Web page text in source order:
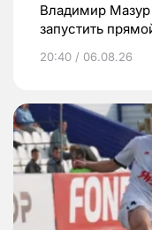
Владимир
запустить
20:40 / 06.08.26